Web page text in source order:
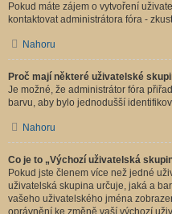
Pokud máte zájem o vytvoření
kontaktovat administrátora fóra -
Nahoru
Proč mají některé uživatelské
Je možné, že administrátor fóra
barvu, aby bylo jednodušší
Nahoru
Co je to „Výchozí uživatelská
Pokud jste členem více než jedné
uživatelská skupina určuje, jaká a
vašeho uživatelského jména
oprávnění ke změně vaší výchozí